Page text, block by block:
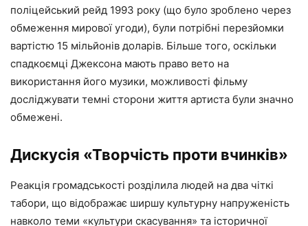
поліцейський рейд 1993 року (що було зроблено через
обмеження мирової угоди), були потрібні перезйомки
вартістю 15 мільйонів доларів. Більше того, оскільки
спадкоємці Джексона мають право вето на
використання його музики, можливості фільму
досліджувати темні сторони життя артиста були значно
обмежені.
Дискусія «Творчість проти вчинків»
Реакція громадськості розділила людей на два чіткі
табори, що відображає ширшу культурну напруженість
навколо теми «культури скасування» та історичної